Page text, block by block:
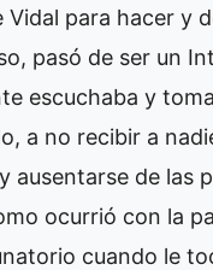
Vidal para hacer y
pasó de ser un
escuchaba y
a no recibir a
ausentarse de las
ocurrió con la
cuando le